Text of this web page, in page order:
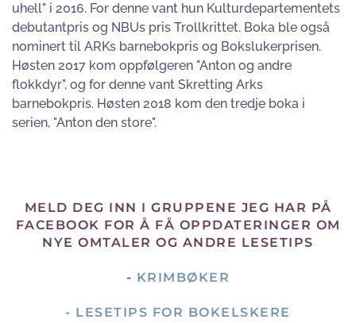
uhell" i 2016. For denne vant hun Kulturdepartementets
debutantpris og NBUs pris Trollkrittet. Boka ble også
nominert til ARKs barnebokpris og Bokslukerprisen.
Høsten 2017 kom oppfølgeren "Anton og andre
flokkdyr", og for denne vant Skretting Arks
barnebokpris. Høsten 2018 kom den tredje boka i
serien, "Anton den store".
MELD DEG INN I GRUPPENE JEG HAR PÅ
FACEBOOK FOR Å FÅ OPPDATERINGER OM
NYE OMTALER OG ANDRE LESETIPS
- KRIMBØKER
- LESETIPS FOR BOKELSKERE